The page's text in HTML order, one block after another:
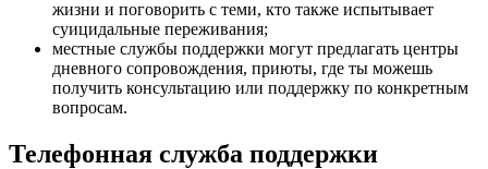
жизни и поговорить с теми, кто также испытывает
суицидальные переживания;
местные службы поддержки могут предлагать центры
дневного сопровождения, приюты, где ты можешь
получить консультацию или поддержку по конкретным
вопросам.
Телефонная служба поддержки